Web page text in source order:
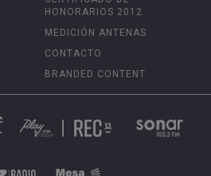
HONORARIOS 2012
MEDICIÓN ANTENAS
CONTACTO
BRANDED CONTENT